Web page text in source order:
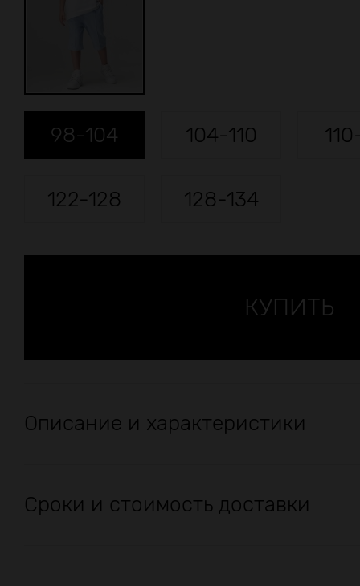
98-104 104-110
122-128 128-134
Описание и характеристики
Сроки и стоимость доставки